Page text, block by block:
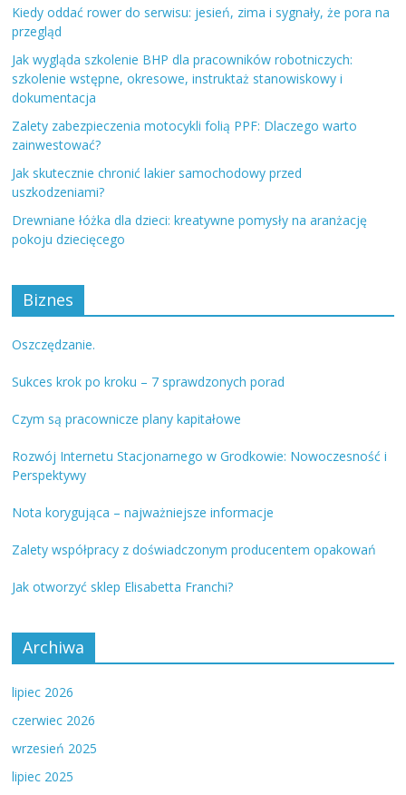
Kiedy oddać rower do serwisu: jesień, zima i sygnały, że pora na
przegląd
Jak wygląda szkolenie BHP dla pracowników robotniczych:
szkolenie wstępne, okresowe, instruktaż stanowiskowy i
dokumentacja
Zalety zabezpieczenia motocykli folią PPF: Dlaczego warto
zainwestować?
Jak skutecznie chronić lakier samochodowy przed
uszkodzeniami?
Drewniane łóżka dla dzieci: kreatywne pomysły na aranżację
pokoju dziecięcego
Biznes
Oszczędzanie.
Sukces krok po kroku – 7 sprawdzonych porad
Czym są pracownicze plany kapitałowe
Rozwój Internetu Stacjonarnego w Grodkowie: Nowoczesność i
Perspektywy
Nota korygująca – najważniejsze informacje
Zalety współpracy z doświadczonym producentem opakowań
Jak otworzyć sklep Elisabetta Franchi?
Archiwa
lipiec 2026
czerwiec 2026
wrzesień 2025
lipiec 2025